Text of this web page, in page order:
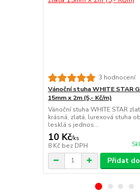
3 hodnocení
Vánoční stuha WHITE STAR
15mm x 2m (5,- Kč/m)
Vánoční stuha WHITE STAR
krásná, zlatá, lurexová stuha
lesklá s jednos...
10 Kč/ks
8 Kč bez DPH
Přidat